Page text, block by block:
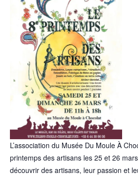
L’association du Musée Du Moule À
printemps des artisans les 25 et 26
découvrir des artisans, leur passion et